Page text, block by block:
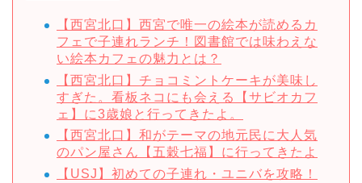
【西宮北口】西宮で唯一の絵本が読めるカ
フェで子連れランチ！図書館では味わえな
い絵本カフェの魅力とは？
【西宮北口】チョコミントケーキが美味し
すぎた。看板ネコにも会える【サビオカフ
ェ】に3歳娘と行ってきたよ。
【西宮北口】和がテーマの地元民に大人気
のパン屋さん【五穀七福】に行ってきたよ
【USJ】初めての子連れ・ユニバを攻略！